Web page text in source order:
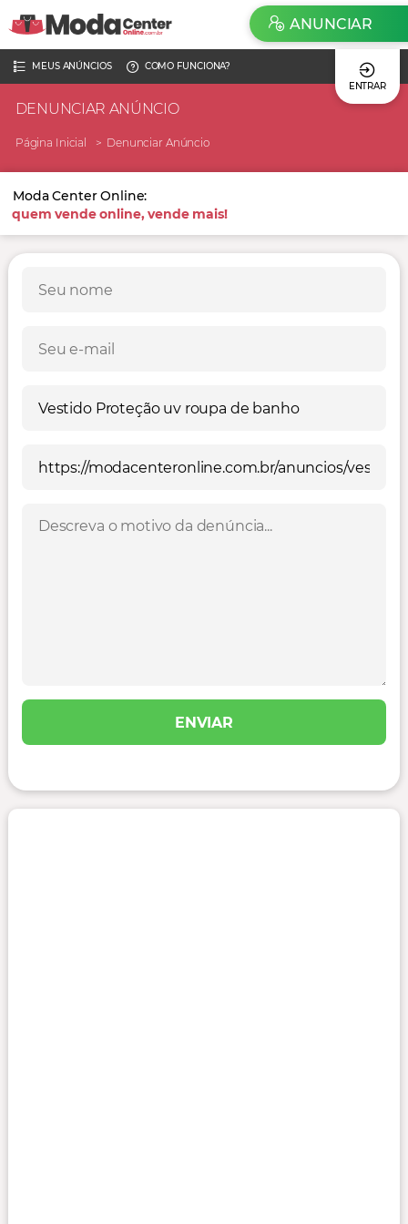
MEUS ANÚNCIOS
COMO FUNCIONA?
ENTRAR
ANUNCIAR
DENUNCIAR ANÚNCIO
Página Inicial Denunciar Anúncio
Moda Center Online:
quem vende online, vende mais!